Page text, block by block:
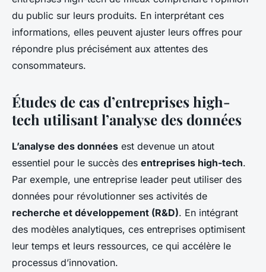
du public sur leurs produits. En interprétant ces
informations, elles peuvent ajuster leurs offres pour
répondre plus précisément aux attentes des
consommateurs.
Études de cas d’entreprises high-
tech utilisant l’analyse des données
L’analyse des données est devenue un atout
essentiel pour le succès des entreprises high-tech.
Par exemple, une entreprise leader peut utiliser des
données pour révolutionner ses activités de
recherche et développement (R&D). En intégrant
des modèles analytiques, ces entreprises optimisent
leur temps et leurs ressources, ce qui accélère le
processus d’innovation.